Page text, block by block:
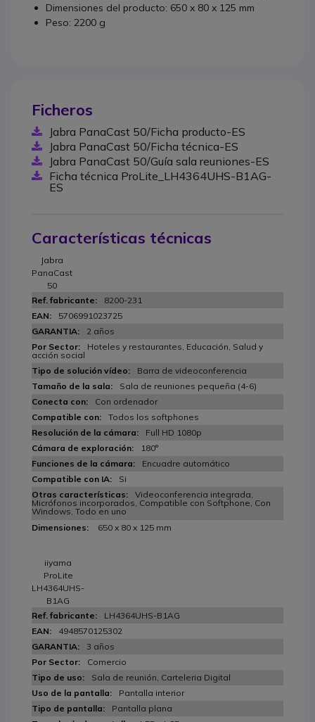
Dimensiones del producto: 650 x 80 x 125 mm
Peso: 2200 g
Ficheros
Jabra PanaCast 50/Ficha producto-ES
Jabra PanaCast 50/Ficha técnica-ES
Jabra PanaCast 50/Guía sala reuniones-ES
Ficha técnica ProLite_LH4364UHS-B1AG-
ES
Características técnicas
Jabra
PanaCast
50
8200-231
5706991023725
2 años
Hoteles y restaurantes, Educación, Salud y
acción social
Barra de videoconferencia
Sala de reuniones pequeña (4-6)
Con ordenador
Todos los softphones
Full HD 1080p
180°
Encuadre automático
Si
Videoconferencia integrada,
Micrófonos incorporados, Compatible con Softphone, Con
Windows, Todo en uno
650 x 80 x 125 mm
iiyama
ProLite
LH4364UHS-
B1AG
LH4364UHS-B1AG
4948570125302
3 años
Comercio
Sala de reunión, Carteleria Digital
Pantalla interior
Pantalla plana